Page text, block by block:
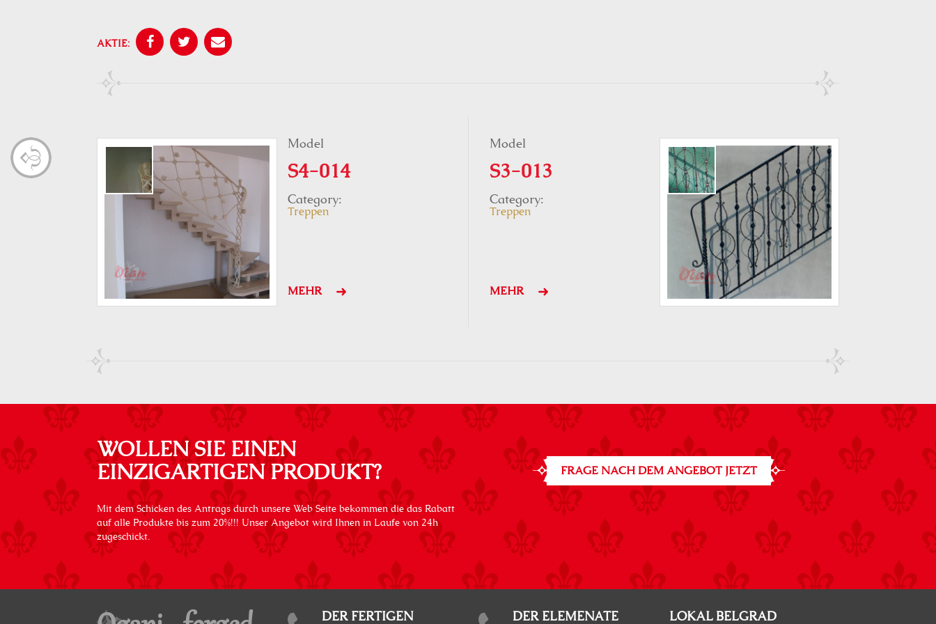
AKTIE:
Model
S4-014
Category:
Treppen
MEHR
Model
S3-013
Category:
Treppen
MEHR
WOLLEN SIE EINEN
EINZIGARTIGEN PRODUKT?
Mit dem Schicken des Antrags durch unsere Web Seite bekommen die das Rabatt
auf alle Produkte bis zum 20%!!! Unser Angebot wird Ihnen in Laufe von 24h
zugeschickt.
FRAGE NACH DEM ANGEBOT JETZT
DER FERTIGEN DER ELEMENATE LOKAL BELGRAD